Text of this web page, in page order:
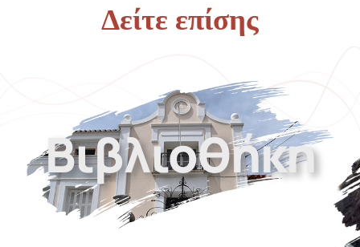
Δείτε επίσης
Βιβλιοθήκη